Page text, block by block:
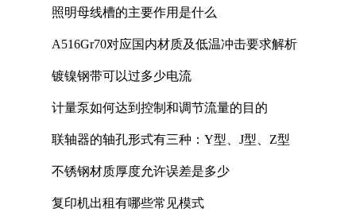
照明母线槽的主要作用是什么
A516Gr70对应国内材质及低温冲击要求解析
镀镍钢带可以过多少电流
计量泵如何达到控制和调节流量的目的
联轴器的轴孔形式有三种：Y型、J型、Z型
不锈钢材质厚度允许误差是多少
复印机出租有哪些常见模式